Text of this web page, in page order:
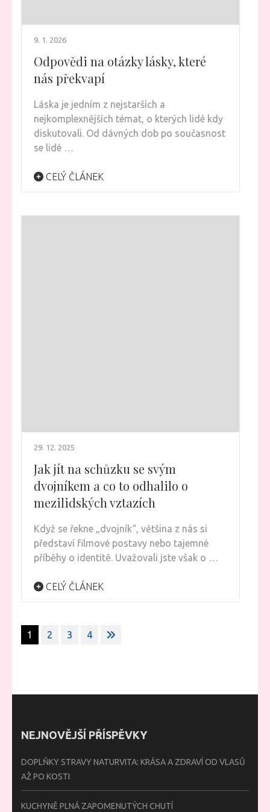
9. 1. 2026
Odpovědi na otázky lásky, které
nás překvapí
Láska je jedním z nejstarších a
nejkomplexnějších témat, o kterých lidé kdy
diskutovali. Od dávných dob po současnost
se lidé …
CELÝ ČLÁNEK
29. 12. 2025
Jak jít na schůzku se svým
dvojníkem a co to odhalilo o
mezilidských vztazích
Když se řekne „dvojník“, většina z nás si
představí filmové postavy nebo tajemné
příběhy o identitě. Uvažovali jste však o …
CELÝ ČLÁNEK
Stránkování
příspěvků
1 2 3 4
NEJNOVĚJŠÍ PŘÍSPĚVKY
DOPLŇKY STRAVY NATURVITA: KRÁSA A ZDRAVÍ OD VLASŮ
AŽ PO KOSTI
KUCHYNĚ PLNÁ ZAPOMENUTÝCH CHUTÍ